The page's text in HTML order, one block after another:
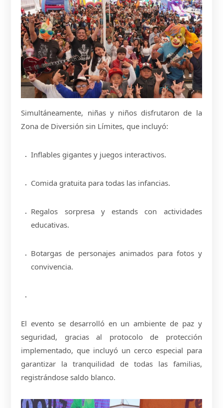
Simultáneamente, niñas y niños disfrutaron de la
Zona de Diversión sin Límites, que incluyó:
Inflables gigantes y juegos interactivos.
Comida gratuita para todas las infancias.
Regalos sorpresa y estands con actividades
educativas.
Botargas de personajes animados para fotos y
convivencia.
El evento se desarrolló en un ambiente de paz y
seguridad, gracias al protocolo de protección
implementado, que incluyó un cerco especial para
garantizar la tranquilidad de todas las familias,
registrándose saldo blanco.